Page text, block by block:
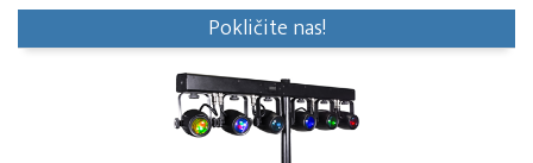
Pokličite nas!